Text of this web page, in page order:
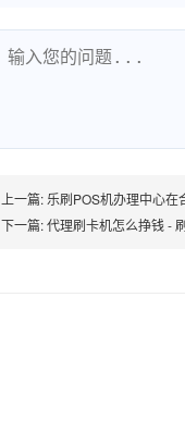
上一篇: 乐刷POS机办理中心在
下一篇:代理刷卡机怎么挣钱 -